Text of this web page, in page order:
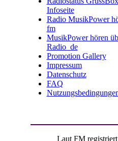
Infoseite
Radio MusikPower
fm
MusikPower hören
Radio_de
Promotion Gallery
Impressum
Datenschutz
FAQ
Laut FM registriert